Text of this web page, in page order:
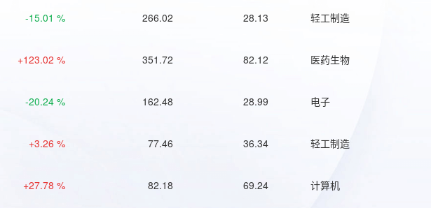
-15.01 % 266.02 28.13 轻工制造
+123.02 % 351.72 82.12 医药生物
-20.24 % 162.48 28.99 电子
+3.26 % 77.46 36.34 轻工制造
+27.78 % 82.18 69.24 计算机